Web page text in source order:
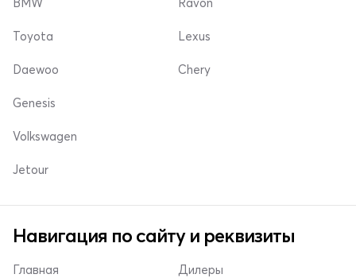
Toyota
Daewoo
Lexus
Chery
Genesis
Volkswagen
Jetour
Навигация по сайту и реквизиты
Главная Дилеры